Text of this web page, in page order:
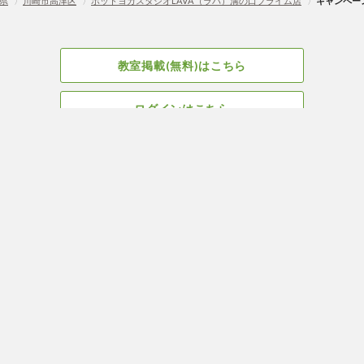
教室掲載(無料)はこちら
ログインはこちら